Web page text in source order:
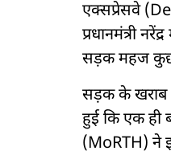
एक्सप्रेसवे
प्रधानमंत्री
सड़क महज कुछ
सड़क के खराब
हुई कि एक ही
(MoRTH) ने